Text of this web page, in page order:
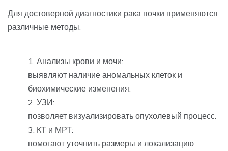
Для достоверной диагностики рака почки применяются
различные методы:
Анализы крови и мочи:
выявляют наличие аномальных клеток и
биохимические изменения.
УЗИ:
позволяет визуализировать опухолевый процесс.
КТ и МРТ:
помогают уточнить размеры и локализацию